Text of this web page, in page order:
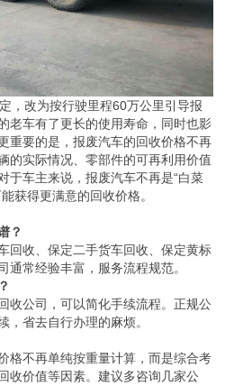
，改为按行驶里程60万公里引导报
老车有了更长的使用寿命，同时也影
重要的是，报废汽车的回收价格不再
的实际情况、零部件的可再利用价值
于车主来说，报废汽车不再是“白菜
获得更满意的回收价格。
？
回收、保定二手货车回收、保定黄标
通常经验丰富，服务流程规范。
收公司，可以简化手续流程。正规公
，省去自行办理的麻烦。
格不再单纯按重量计算，而是综合考
收价值等因素。建议多咨询几家公